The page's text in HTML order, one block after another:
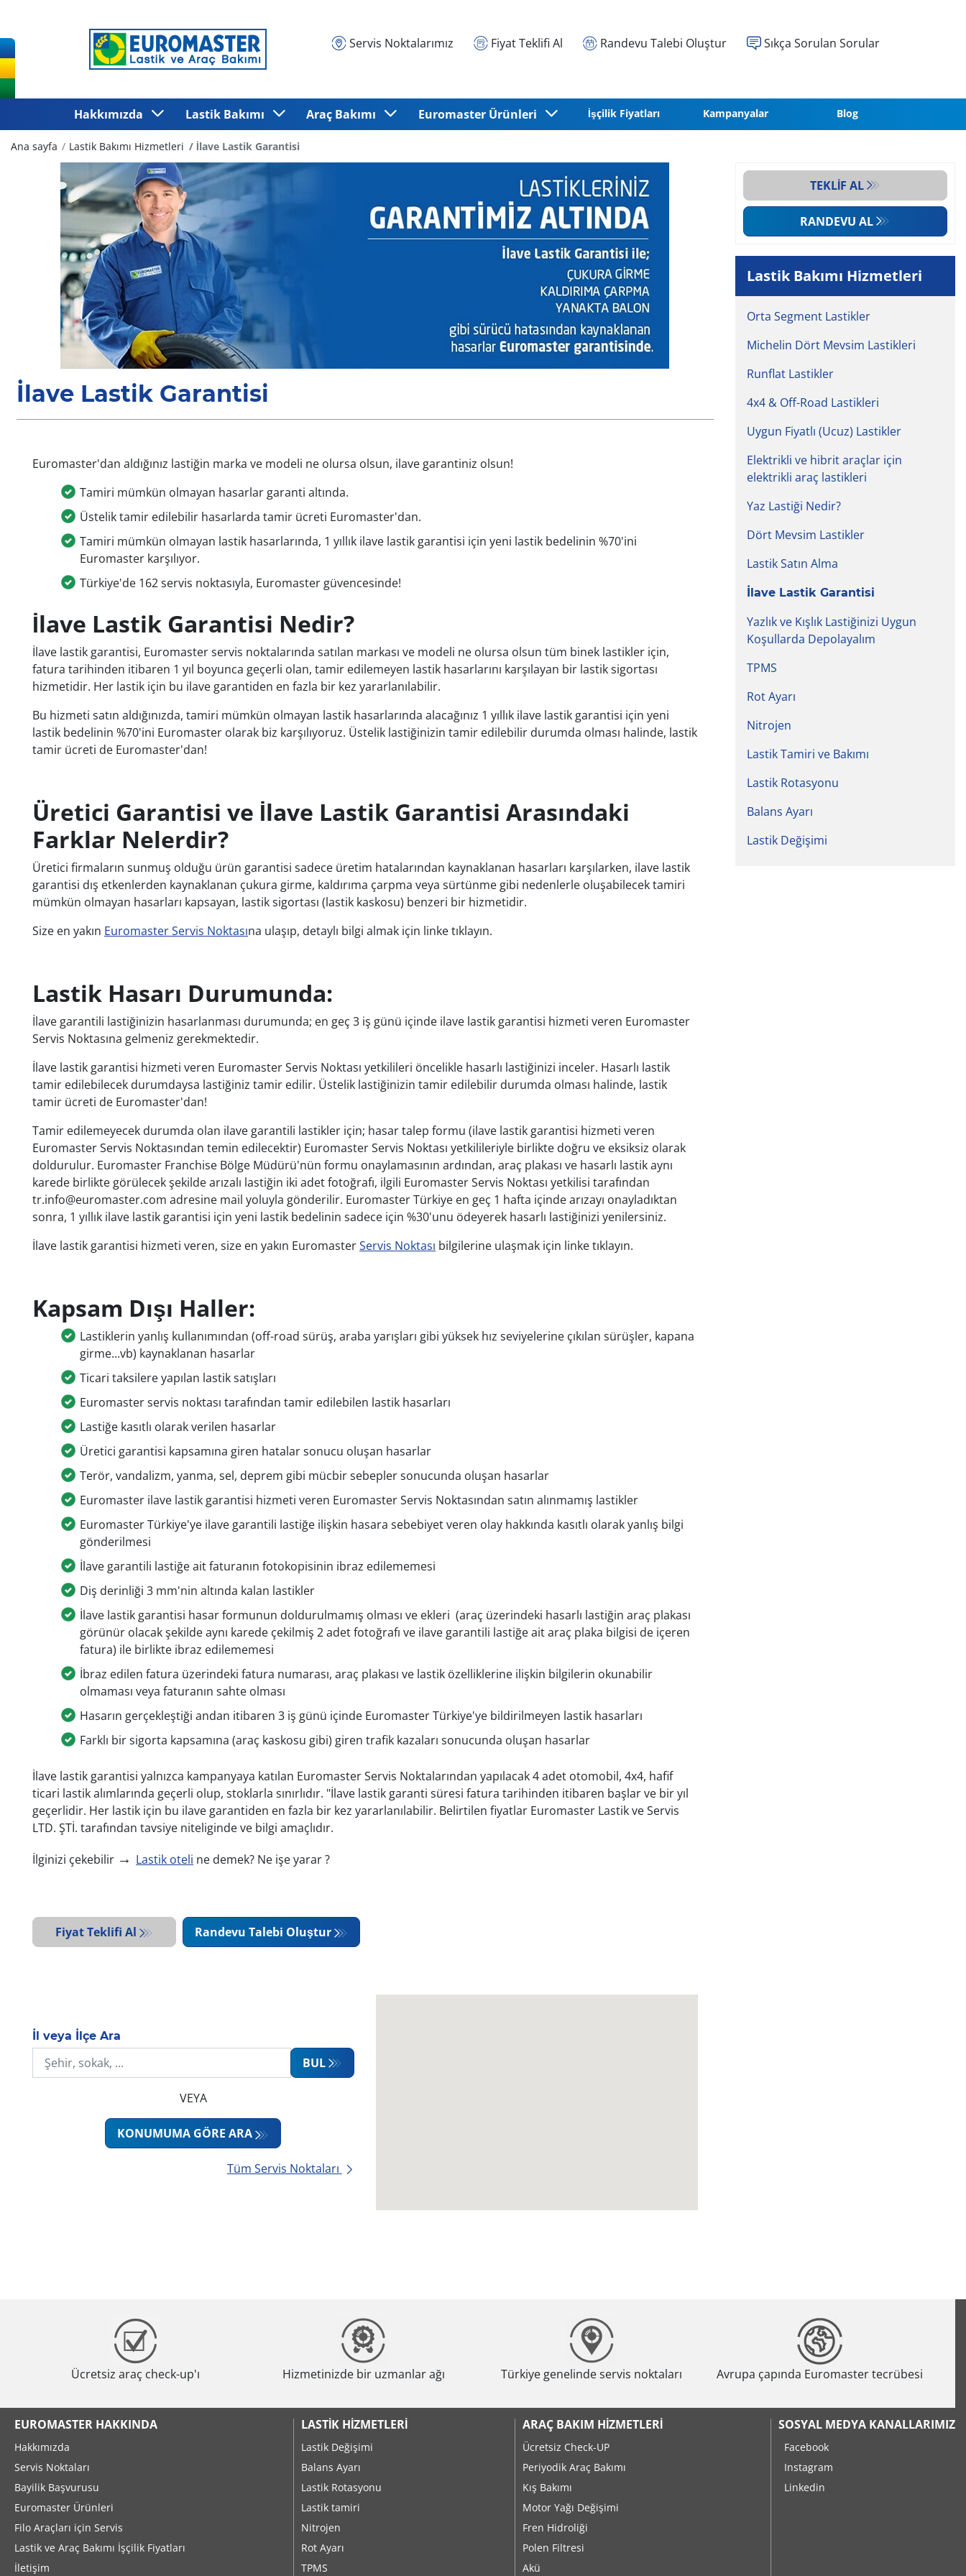
Servis Noktalarımız Fiyat Teklifi Al Randevu Talebi Oluştur Sıkça Sorulan Sorular
Hakkımızda Lastik Bakımı Araç Bakımı Euromaster Ürünleri İşçilik Fiyatları Kampanyalar Blog
Ana sayfa Lastik Bakımı Hizmetleri İlave Lastik Garantisi
İlave Lastik Garantisi
TEKLIF AL
RANDEVU AL
Lastik Bakımı Hizmetleri
Orta Segment Lastikler
Michelin Dört Mevsim Lastikleri
Runflat Lastikler
4x4 & Off-Road Lastikleri
Uygun Fiyatlı (Ucuz) Lastikler
Elektrikli ve hibrit araçlar için
elektrikli araç lastikleri
Yaz Lastiği Nedir?
Dört Mevsim Lastikler
Lastik Satın Alma
İlave Lastik Garantisi
Yazlık ve Kışlık Lastiğinizi Uygun
Koşullarda Depolayalım
TPMS
Rot Ayarı
Nitrojen
Lastik Tamiri ve Bakımı
Lastik Rotasyonu
Balans Ayarı
Lastik Değişimi
Euromaster'dan aldığınız lastiğin marka ve modeli ne olursa olsun, ilave garantiniz olsun!
Tamiri mümkün olmayan hasarlar garanti altında.
Üstelik tamir edilebilir hasarlarda tamir ücreti Euromaster'dan.
Tamiri mümkün olmayan lastik hasarlarında, 1 yıllık ilave lastik garantisi için yeni lastik bedelinin %70'ini
Euromaster karşılıyor.
Türkiye'de 162 servis noktasıyla, Euromaster güvencesinde!
İlave Lastik Garantisi Nedir?
İlave lastik garantisi, Euromaster servis noktalarında satılan markası ve modeli ne olursa olsun tüm binek lastikler için,
fatura tarihinden itibaren 1 yıl boyunca geçerli olan, tamir edilemeyen lastik hasarlarını karşılayan bir lastik sigortası
hizmetidir. Her lastik için bu ilave garantiden en fazla bir kez yararlanılabilir.
Bu hizmeti satın aldığınızda, tamiri mümkün olmayan lastik hasarlarında alacağınız 1 yıllık ilave lastik garantisi için yeni
lastik bedelinin %70'ini Euromaster olarak biz karşılıyoruz. Üstelik lastiğinizin tamir edilebilir durumda olması halinde, lastik
tamir ücreti de Euromaster'dan!
Üretici Garantisi ve İlave Lastik Garantisi Arasındaki
Farklar Nelerdir?
Üretici firmaların sunmuş olduğu ürün garantisi sadece üretim hatalarından kaynaklanan hasarları karşılarken, ilave lastik
garantisi dış etkenlerden kaynaklanan çukura girme, kaldırıma çarpma veya sürtünme gibi nedenlerle oluşabilecek tamiri
mümkün olmayan hasarları kapsayan, lastik sigortası (lastik kaskosu) benzeri bir hizmetidir.
Size en yakın Euromaster Servis Noktasına ulaşıp, detaylı bilgi almak için linke tıklayın.
Lastik Hasarı Durumunda:
İlave garantili lastiğinizin hasarlanması durumunda; en geç 3 iş günü içinde ilave lastik garantisi hizmeti veren Euromaster
Servis Noktasına gelmeniz gerekmektedir.
İlave lastik garantisi hizmeti veren Euromaster Servis Noktası yetkilileri öncelikle hasarlı lastiğinizi inceler. Hasarlı lastik
tamir edilebilecek durumdaysa lastiğiniz tamir edilir. Üstelik lastiğinizin tamir edilebilir durumda olması halinde, lastik
tamir ücreti de Euromaster'dan!
Tamir edilemeyecek durumda olan ilave garantili lastikler için; hasar talep formu (ilave lastik garantisi hizmeti veren
Euromaster Servis Noktasından temin edilecektir) Euromaster Servis Noktası yetkilileriyle birlikte doğru ve eksiksiz olarak
doldurulur. Euromaster Franchise Bölge Müdürü'nün formu onaylamasının ardından, araç plakası ve hasarlı lastik aynı
karede birlikte görülecek şekilde arızalı lastiğin iki adet fotoğrafı, ilgili Euromaster Servis Noktası yetkilisi tarafından
tr.info@euromaster.com adresine mail yoluyla gönderilir. Euromaster Türkiye en geç 1 hafta içinde arızayı onayladıktan
sonra, 1 yıllık ilave lastik garantisi için yeni lastik bedelinin sadece için %30'unu ödeyerek hasarlı lastiğinizi yenilersiniz.
İlave lastik garantisi hizmeti veren, size en yakın EuromasterServis Noktası bilgilerine ulaşmak için linke tıklayın.
Kapsam Dışı Haller:
Lastiklerin yanlış kullanımından (off-road sürüş, araba yarışları gibi yüksek hız seviyelerine çıkılan sürüşler, kapana
girme...vb) kaynaklanan hasarlar
Ticari taksilere yapılan lastik satışları
Euromaster servis noktası tarafından tamir edilebilen lastik hasarları
Lastiğe kasıtlı olarak verilen hasarlar
Üretici garantisi kapsamına giren hatalar sonucu oluşan hasarlar
Terör, vandalizm, yanma, sel, deprem gibi mücbir sebepler sonucunda oluşan hasarlar
Euromaster ilave lastik garantisi hizmeti veren Euromaster Servis Noktasından satın alınmamış lastikler
Euromaster Türkiye'ye ilave garantili lastiğe ilişkin hasara sebebiyet veren olay hakkında kasıtlı olarak yanlış bilgi
gönderilmesi
İlave garantili lastiğe ait faturanın fotokopisinin ibraz edilememesi
Diş derinliği 3 mm'nin altında kalan lastikler
İlave lastik garantisi hasar formunun doldurulmamış olması ve ekleri (araç üzerindeki hasarlı lastiğin araç plakası
görünür olacak şekilde aynı karede çekilmiş 2 adet fotoğrafı ve ilave garantili lastiğe ait araç plaka bilgisi de içeren
fatura) ile birlikte ibraz edilememesi
İbraz edilen fatura üzerindeki fatura numarası, araç plakası ve lastik özelliklerine ilişkin bilgilerin okunabilir
olmaması veya faturanın sahte olması
Hasarın gerçekleştiği andan itibaren 3 iş günü içinde Euromaster Türkiye'ye bildirilmeyen lastik hasarları
Farklı bir sigorta kapsamına (araç kaskosu gibi) giren trafik kazaları sonucunda oluşan hasarlar
İlave lastik garantisi yalnızca kampanyaya katılan Euromaster Servis Noktalarından yapılacak 4 adet otomobil, 4x4, hafif
ticari lastik alımlarında geçerli olup, stoklarla sınırlıdır. "İlave lastik garanti süresi fatura tarihinden itibaren başlar ve bir yıl
geçerlidir. Her lastik için bu ilave garantiden en fazla bir kez yararlanılabilir. Belirtilen fiyatlar Euromaster Lastik ve Servis
LTD. ŞTİ. tarafından tavsiye niteliginde ve bilgi amaçlıdır.
İlginizi çekebilir → Lastik oteli ne demek? Ne işe yarar ?
Fiyat Teklifi Al Randevu Talebi Oluştur
İl veya İlçe Ara
BUL
VEYA
KONUMUMA GÖRE ARA
Tüm Servis Noktaları
Ücretsiz araç check-up'ı Hizmetinizde bir uzmanlar ağı Türkiye genelinde servis noktaları Avrupa çapında Euromaster tecrübesi
EUROMASTER HAKKINDA
Hakkımızda
Servis Noktaları
Bayilik Başvurusu
Euromaster Ürünleri
Filo Araçları için Servis
Lastik ve Araç Bakımı İşçilik Fiyatları
İletişim
LASTIK HIZMETLERI
Lastik Değişimi
Balans Ayarı
Lastik Rotasyonu
Lastik tamiri
Nitrojen
Rot Ayarı
TPMS
ARAÇ BAKIM HIZMETLERI
Ücretsiz Check-UP
Periyodik Araç Bakımı
Kış Bakımı
Motor Yağı Değişimi
Fren Hidroliği
Polen Filtresi
Akü
SOSYAL MEDYA KANALLARIMIZ
Facebook
Instagram
Linkedin